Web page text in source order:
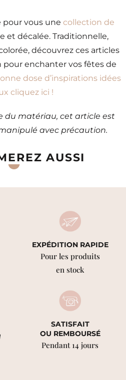
pour vous une collection de
et décalée. Traditionnelle,
découvrez ces articles
pour enchanter vos fêtes de
dose d’inspirations idées
cliquez ici !
du matériau, cet article est
avec précaution.
AUSSI
EXPÉDITION RAPIDE
Pour les produits
en stock
SATISFAIT
OU REMBOURSÉ
Pendant 14 jours